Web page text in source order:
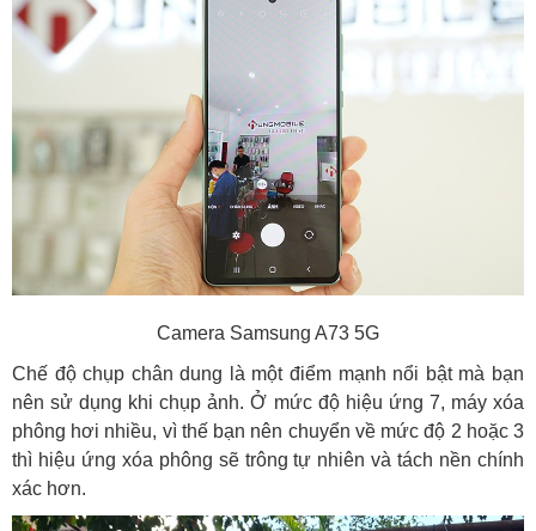
Camera Samsung A73 5G
Chế độ chụp chân dung là một điểm mạnh nổi bật mà bạn
nên sử dụng khi chụp ảnh. Ở mức độ hiệu ứng 7, máy xóa
phông hơi nhiều, vì thế bạn nên chuyển về mức độ 2 hoặc 3
thì hiệu ứng xóa phông sẽ trông tự nhiên và tách nền chính
xác hơn.